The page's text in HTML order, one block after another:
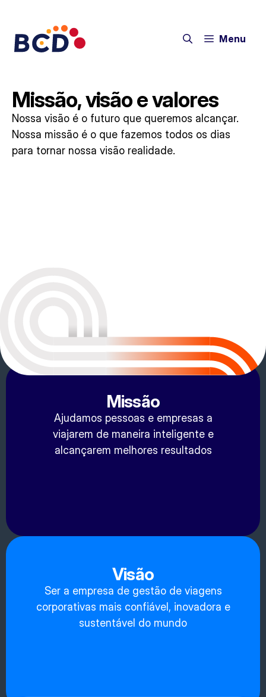
Menu
Missão, visão e valores
Nossa visão é o futuro que queremos alcançar.
Nossa missão é o que fazemos todos os dias
para tornar nossa visão realidade.
Missão
Ajudamos pessoas e empresas a
viajarem de maneira inteligente e
alcançarem melhores resultados
Visão
Ser a empresa de gestão de viagens
corporativas mais confiável, inovadora e
sustentável do mundo